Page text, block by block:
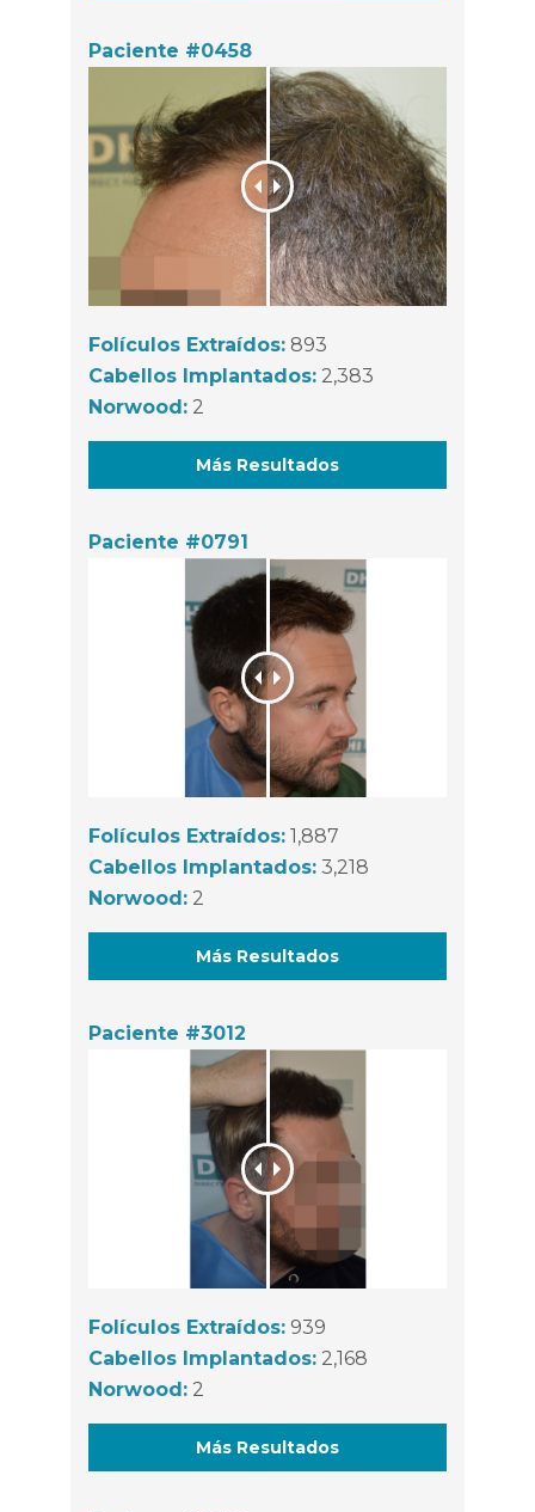
Paciente #0458
Folículos Extraídos: 893
Cabellos Implantados: 2,383
Norwood: 2
Más Resultados
Paciente #0791
Folículos Extraídos: 1,887
Cabellos Implantados: 3,218
Norwood: 2
Más Resultados
Paciente #3012
Folículos Extraídos: 939
Cabellos Implantados: 2,168
Norwood: 2
Más Resultados